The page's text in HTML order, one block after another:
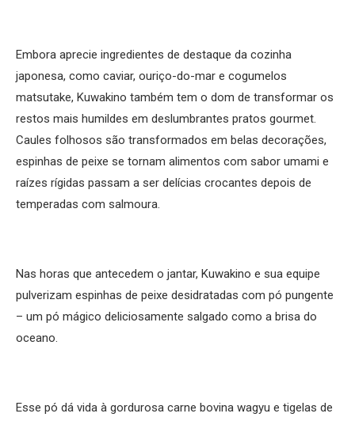
Embora aprecie ingredientes de destaque da cozinha
japonesa, como caviar, ouriço-do-mar e cogumelos
matsutake, Kuwakino também tem o dom de transformar os
restos mais humildes em deslumbrantes pratos gourmet.
Caules folhosos são transformados em belas decorações,
espinhas de peixe se tornam alimentos com sabor umami e
raízes rígidas passam a ser delícias crocantes depois de
temperadas com salmoura.
Nas horas que antecedem o jantar, Kuwakino e sua equipe
pulverizam espinhas de peixe desidratadas com pó pungente
– um pó mágico deliciosamente salgado como a brisa do
oceano.
Esse pó dá vida à gordurosa carne bovina wagyu e tigelas de